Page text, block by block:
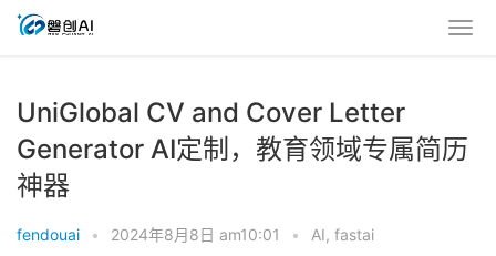
UniGlobal CV and Cover Letter
Generator AI定制，教育领域专属简历
神器
fendouai • 2024年8月8日 am10:01 • AI, fastai